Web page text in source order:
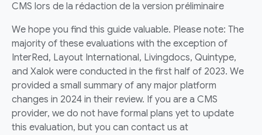
CMS lors de la rédaction de la version préliminaire
We hope you find this guide valuable. Please note: The
majority of these evaluations with the exception of
InterRed, Layout International, Livingdocs, Quintype,
and Xalok were conducted in the first half of 2023. We
provided a small summary of any major platform
changes in 2024 in their review. If you are a CMS
provider, we do not have formal plans yet to update
this evaluation, but you can contact us at